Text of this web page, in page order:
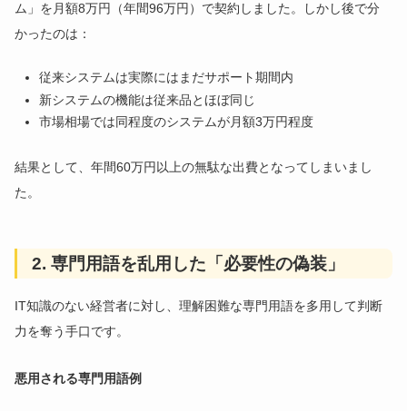
ム」を月額8万円（年間96万円）で契約しました。しかし後で分
かったのは：
従来システムは実際にはまだサポート期間内
新システムの機能は従来品とほぼ同じ
市場相場では同程度のシステムが月額3万円程度
結果として、年間60万円以上の無駄な出費となってしまいまし
た。
2. 専門用語を乱用した「必要性の偽装」
IT知識のない経営者に対し、理解困難な専門用語を多用して判断
力を奪う手口です。
悪用される専門用語例